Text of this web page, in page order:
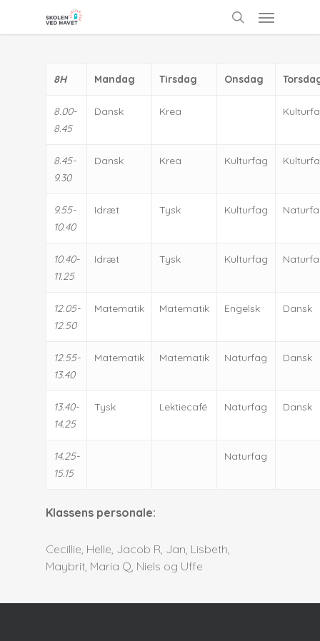
search
Menu
8H Mandag Tirsdag Onsdag
8.00-
8.45
Dansk Krea
8.45-
9.30
Dansk Krea Kulturfag
9.55-
10.40
Idræt Tysk Kulturfag
10.40-
11.25
Idræt Tysk Kulturfag
12.05-
12.50
Matematik Matematik Engelsk Dansk
12.55-
13.40
Matematik Matematik Naturfag Dansk
13.40-
14.25
Tysk Lektiecafé Naturfag Dansk
14.25-
15.15
Naturfag
Klassens personale:
Cecillie, Helle, Jacob R, Jan, Lisbeth,
Maybrit, Maria Q, Niels og Uffe